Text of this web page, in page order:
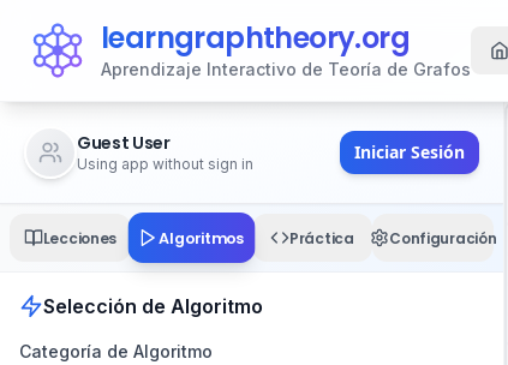
learngraphtheory.org
Aprendizaje Interactivo de Teoría de Grafos
Guest User
Using app without sign in
Iniciar Sesión
Lecciones Algoritmos Práctica Configuración
Selección de Algoritmo
Categoría de Algoritmo